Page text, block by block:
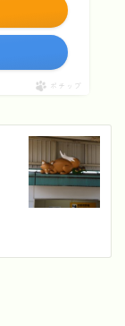
ポチップ